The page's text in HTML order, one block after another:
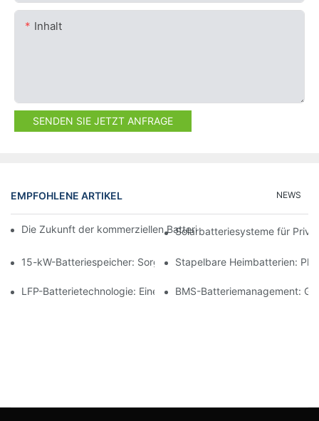
Inhalt
SENDEN SIE JETZT ANFRAGE
EMPFOHLENE ARTIKEL NEWS
Die Zukunft der kommerziellen Batteriespeicherung: Trends
Solarbatteriesysteme für
15-kW-Batteriespeicher: Sorgen Sie für eine sichere
Stapelbare Heimbatterien:
LFP-Batterietechnologie: Eine nachhaltige Wahl für die
BMS-Batteriemanagement: